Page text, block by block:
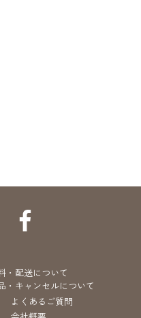
・配送について
・キャンセルについて
よくあるご質問